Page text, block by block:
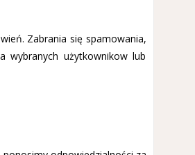
Zabrania się spamowania,
wybranych użytkownikow lub